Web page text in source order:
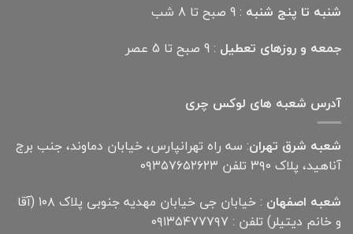
شنبه تا پنج شنبه : 9 صبح تا 8 شب
جمعه و روزهای تعطیل : 9 صبح تا 5 عصر
آدرس شعبه های لوکس چری
شعبه شرق تهران: سه راه تهرانپارس، خیابان دماوند، جنب برج
آناهید، پلاک ۳۹۰ تلفن ۰۹۳۵۷۶۵۲۶۲۳
شعبه اصفهان
: خیابان جی خیابان مهدیه جنوبی پلاک ۱۰۸ (آقا
و خانم دیتیلر) تلفن : ۰۹۱۳۵۴۷۷۷۹۷